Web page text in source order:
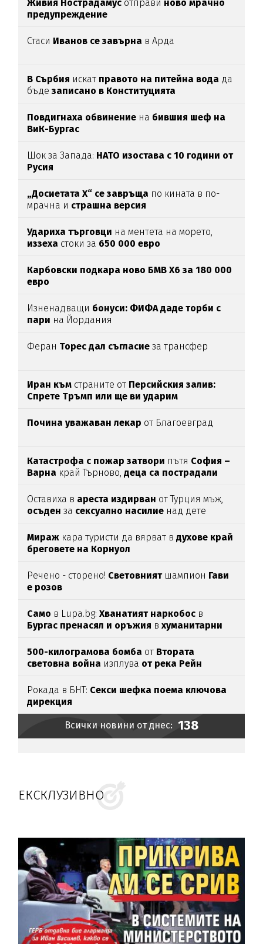
Живия Нострадамус отправи ново мрачно
предупреждение
Стаси Иванов се завърна в Арда
В Сърбия искат правото на питейна вода да
бъде записано в Конституцията
Повдигнаха обвинение на бившия шеф на
ВиК-Бургас
Шок за Запада: НАТО изостава с 10 години от
Русия
„Досиетата Х“ се завръща по кината в по-
мрачна и страшна версия
Удариха търговци на ментета на морето,
иззеха стоки за 650 000 евро
Карбовски подкара ново БМВ Х6 за 180 000
евро
Изненадващи бонуси: ФИФА даде торби с
пари на Йордания
Феран Торес дал съгласиеза трансфер
Иран към страните от Персийския залив:
Спрете Тръмп или ще ви ударим
Почина уважаван лекар от Благоевград
Катастрофа с пожар затвори пътя София –
Варна край Търново,деца са пострадали
Оставиха в ареста издирван от Турция мъж,
осъден за сексуално насилие над дете
Мираж кара туристи да вярват вдухове край
бреговете на Корнуол
Речено - сторено! Световният шампион Гави
е розов
Само в Lupa.bg:Хванатият наркобос в
Бургас пренасял и оръжия вхуманитарни
500-килограмова бомба от Втората
световна война изплува от река Рейн
Рокада в БНТ: Секси шефка поема ключова
дирекция
Всички новини от днес: 138
ЕКСКЛУЗИВНО